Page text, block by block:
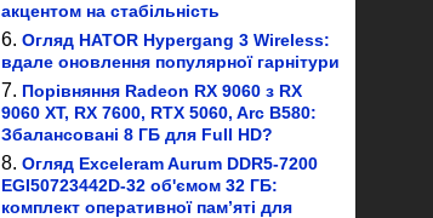
акцентом на стабільність
Огляд HATOR Hypergang 3 Wireless:
вдале оновлення популярної гарнітури
Порівняння Radeon RX 9060 з RX
9060 XT, RX 7600, RTX 5060, Arc B580:
Збалансовані 8 ГБ для Full HD?
Огляд Exceleram Aurum DDR5-7200
EGI50723442D-32 об'ємом 32 ГБ:
комплект оперативної пам’яті для